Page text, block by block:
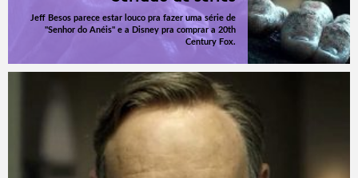
Jeff Besos parece estar louco pra fazer uma série de
"Senhor do Anéis" e a Disney pra comprar a 20th
Century Fox.